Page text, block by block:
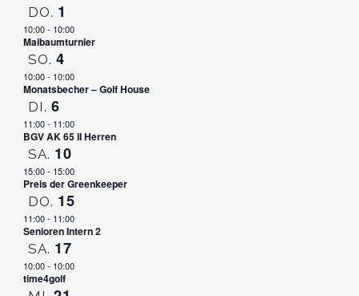
DO. 1
10:00- 10:00
Maibaumturnier
SO. 4
10:00- 10:00
Monatsbecher – Golf House
DI. 6
11:00- 11:00
BGV AK 65 II Herren
SA. 10
15:00- 15:00
Preis der Greenkeeper
DO. 15
11:00- 11:00
Senioren Intern 2
SA. 17
10:00- 10:00
time4golf